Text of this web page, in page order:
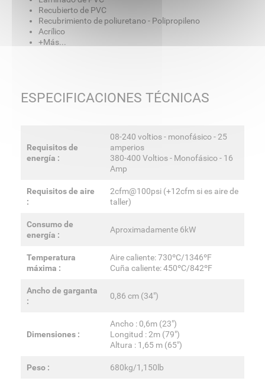
Recubierto de PVC
Recubrimiento de poliuretano - Polipropileno
Acrílico
+Más...
ESPECIFICACIONES TÉCNICAS
Requisitos de
energía :
08-240 voltios - monofásico - 25
amperios
380-400 Voltios - Monofásico - 16
Amp
Requisitos de aire
:
2cfm@100psi (+12cfm si es aire de
taller)
Consumo de
energía :
Aproximadamente 6kW
Temperatura
máxima :
Aire caliente: 730ºC/1346ºF
Cuña caliente: 450ºC/842ºF
Ancho de garganta
:
0,86 cm (34")
Dimensiones :
Ancho : 0,6m (23")
Longitud : 2m (79")
Altura : 1,65 m (65")
Peso : 680kg/1,150lb